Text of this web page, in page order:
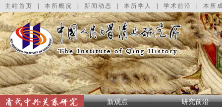
主站首页 本所概况 新闻动态 本所学人 学术前沿 本所
新观点 研究前沿